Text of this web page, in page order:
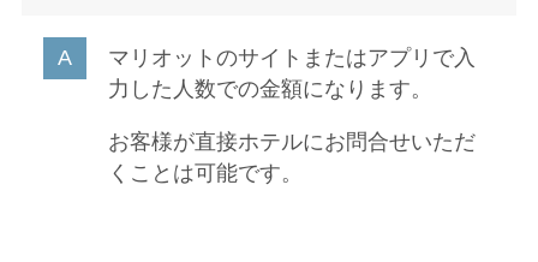
マリオットのサイトまたはアプリで入
力した人数での金額になります。
お客様が直接ホテルにお問合せいただ
くことは可能です。